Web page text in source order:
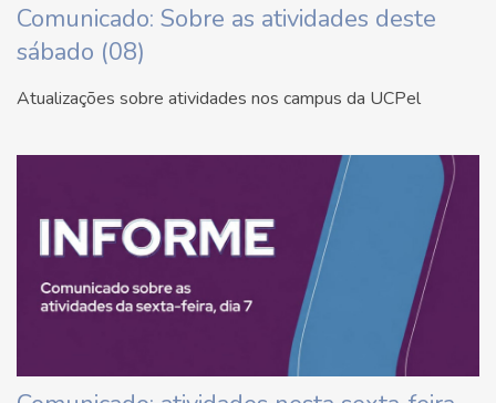
Comunicado: Sobre as atividades deste
sábado (08)
Atualizações sobre atividades nos campus da UCPel